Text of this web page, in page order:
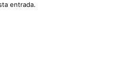
entrada.